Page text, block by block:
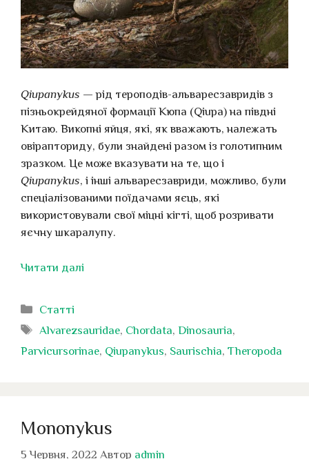
Qiupanykus — рід тероподів-альваресзавридів з
пізньокрейдяної формації Кюпа (Qiupa) на півдні
Китаю. Викопні яйця, які, як вважають, належать
овірапториду, були знайдені разом із голотипним
зразком. Це може вказувати на те, що і
Qiupanykus, і інші альваресзавриди, можливо, були
спеціалізованими поїдачами яєць, які
використовували свої міцні кігті, щоб розривати
яєчну шкаралупу.
Читати далі
Категорії
Статті
Позначки
Alvarezsauridae, Chordata,Dinosauria,
Parvicursorinae, Qiupanykus, Saurischia, Theropoda
Mononykus
5 Червня, 2022 Автор admin